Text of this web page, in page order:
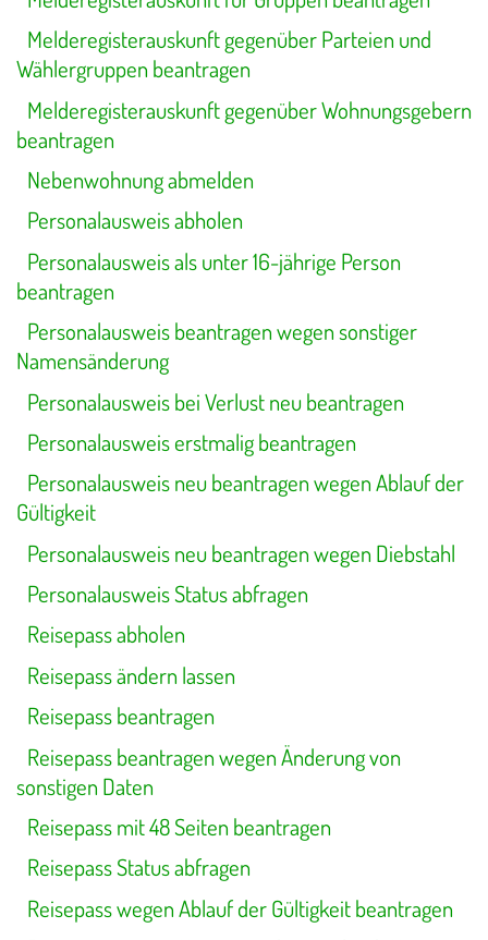
Melderegisterauskunft gegenüber Parteien und
Wählergruppen beantragen
Melderegisterauskunft gegenüber Wohnungsgebern
beantragen
Nebenwohnung abmelden
Personalausweis abholen
Personalausweis als unter 16-jährige Person
beantragen
Personalausweis beantragen wegen sonstiger
Namensänderung
Personalausweis bei Verlust neu beantragen
Personalausweis erstmalig beantragen
Personalausweis neu beantragen wegen Ablauf der
Gültigkeit
Personalausweis neu beantragen wegen Diebstahl
Personalausweis Status abfragen
Reisepass abholen
Reisepass ändern lassen
Reisepass beantragen
Reisepass beantragen wegen Änderung von
sonstigen Daten
Reisepass mit 48 Seiten beantragen
Reisepass Status abfragen
Reisepass wegen Ablauf der Gültigkeit beantragen